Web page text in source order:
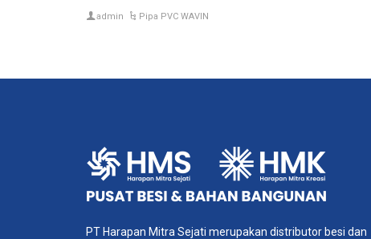
admin Pipa PVC WAVIN
PT Harapan Mitra Sejati merupakan distributor besi dan